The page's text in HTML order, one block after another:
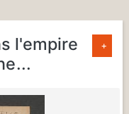
l'empire
...
+